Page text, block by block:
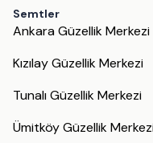
Semtler
Ankara Güzellik Merkezi
Kızılay Güzellik Merkezi
Tunalı Güzellik Merkezi
Ümitköy Güzellik